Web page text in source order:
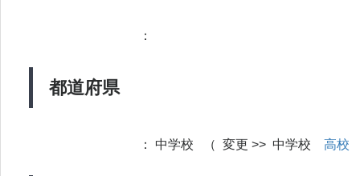
都道府県
：
： 中学校 （ 変更 >> 中学校 高校